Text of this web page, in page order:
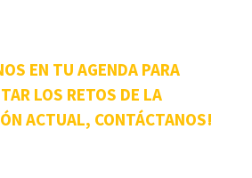
EN TU AGENDA PARA
LOS RETOS DE LA
ACTUAL, CONTÁCTANOS!